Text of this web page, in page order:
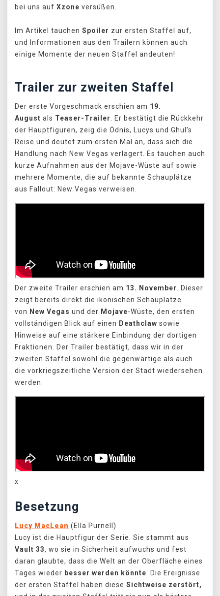
bei uns auf Xzone versüßen.
Im Artikel tauchen Spoiler zur ersten Staffel auf,
und Informationen aus den Trailern können auch
einige Momente der neuen Staffel andeuten!
Trailer zur zweiten Staffel
Der erste Vorgeschmack erschien am 19.
August als Teaser-Trailer
. Er bestätigt die Rückkehr
der Hauptfiguren, zeig die Ödnis, Lucys und Ghul's
Reise und deutet zum ersten Mal an, dass sich die
Handlung nach New Vegas verlagert. Es tauchen auch
kurze Aufnahmen aus der Mojave-Wüste auf sowie
mehrere Momente, die auf bekannte Schauplätze
aus Fallout: New Vegas verweisen.
Der zweite Trailer erschien am 13. November
. Dieser
zeigt bereits direkt die ikonischen Schauplätze
von New Vegas und der Mojave-Wüste, den ersten
vollständigen Blick auf einen Deathclaw sowie
Hinweise auf eine stärkere Einbindung der dortigen
Fraktionen. Der Trailer bestätigt, dass wir in der
zweiten Staffel sowohl die gegenwärtige als auch
die vorkriegszeitliche Version der Stadt wiedersehen
werden.
x
Besetzung
Lucy MacLean (Ella Purnell)
Lucy ist die Hauptfigur der Serie. Sie stammt aus
Vault 33, wo sie in Sicherheit aufwuchs und fest
daran glaubte, dass die Welt an der Oberfläche eines
Tages wieder besser werden könnte . Die Ereignisse
der ersten Staffel haben diese Sichtweise zerstört,